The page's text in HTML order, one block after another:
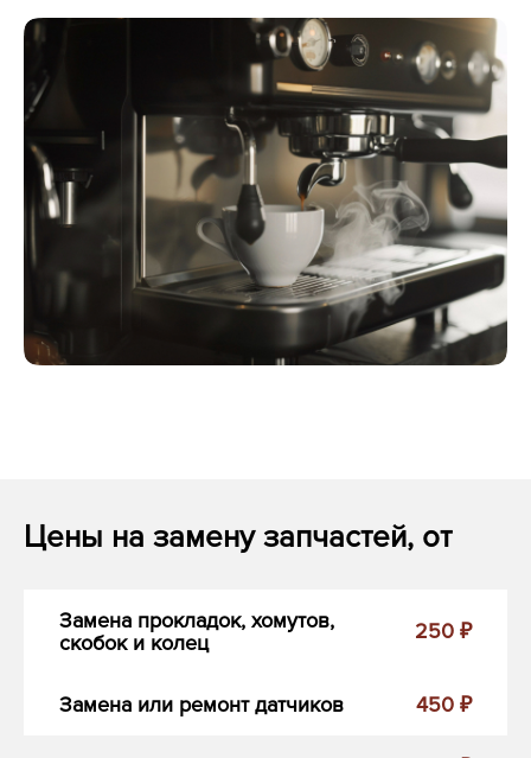
Цены на замену запчастей, от
Замена прокладок, хомутов,
скобок и колец
250 ₽
Замена или ремонт датчиков 450 ₽